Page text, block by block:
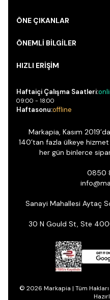
ÖNE ÇIKANLAR
ÖNEMLİ BİLGİLER
HIZLI ERİŞİM
Haftaiçi Çalışma Saatleri:
09:00 - 18:00
Haftasonu:offline
Markapia, Kasım
140’tan fazla ülkeye
her gün binlerce
0850
Sanayi Mahallesi Aytaç
30 N Gould St, Ste
© 2026 Markapia | Tüm Hakları